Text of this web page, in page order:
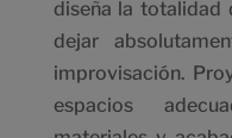
diseña la totalidad
dejar
improvisación.
espacios